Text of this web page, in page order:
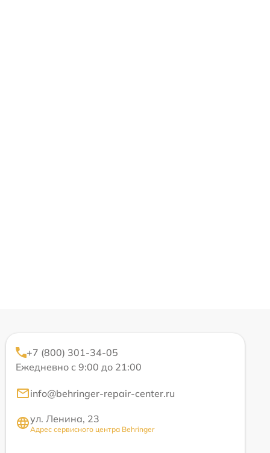
+7 (800) 301-34-05
Ежедневно с 9:00 до 21:00
info@behringer-repair-center.ru
ул. Ленина, 23
Адрес сервисного центра Behringer